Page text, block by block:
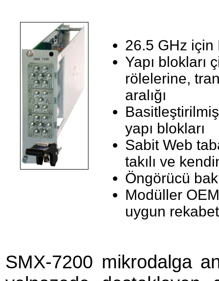
26.5 GHz
Yapı blokları
rölelerine,
aralığı
yapı blokları
Sabit Web
takılı ve
Öngörücü
Modüller
uygun
SMX-7200 mikrodalga